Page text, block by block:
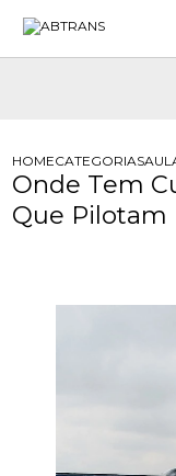
HOMECATEGORIAS
Onde Tem
Que Pilotam